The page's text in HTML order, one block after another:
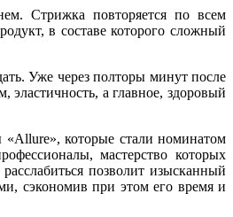
Стрижка повторяется по всем
в составе которого сложный
Уже через полторы минут после
а главное, здоровый
которые стали номинатом
мастерство которых
позволит изысканный
сэкономив при этом его время и